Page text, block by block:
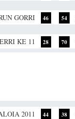
GORRI 46 54
KE 11 28 70
2011 44 38